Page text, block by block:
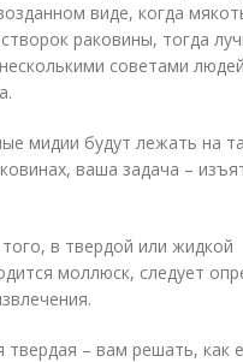
виде, когда
раковины, тогда
советами
мидии будут лежать на
ваша задача –
в твердой или жидкой
моллюск, следует
твердая – вам решать, как